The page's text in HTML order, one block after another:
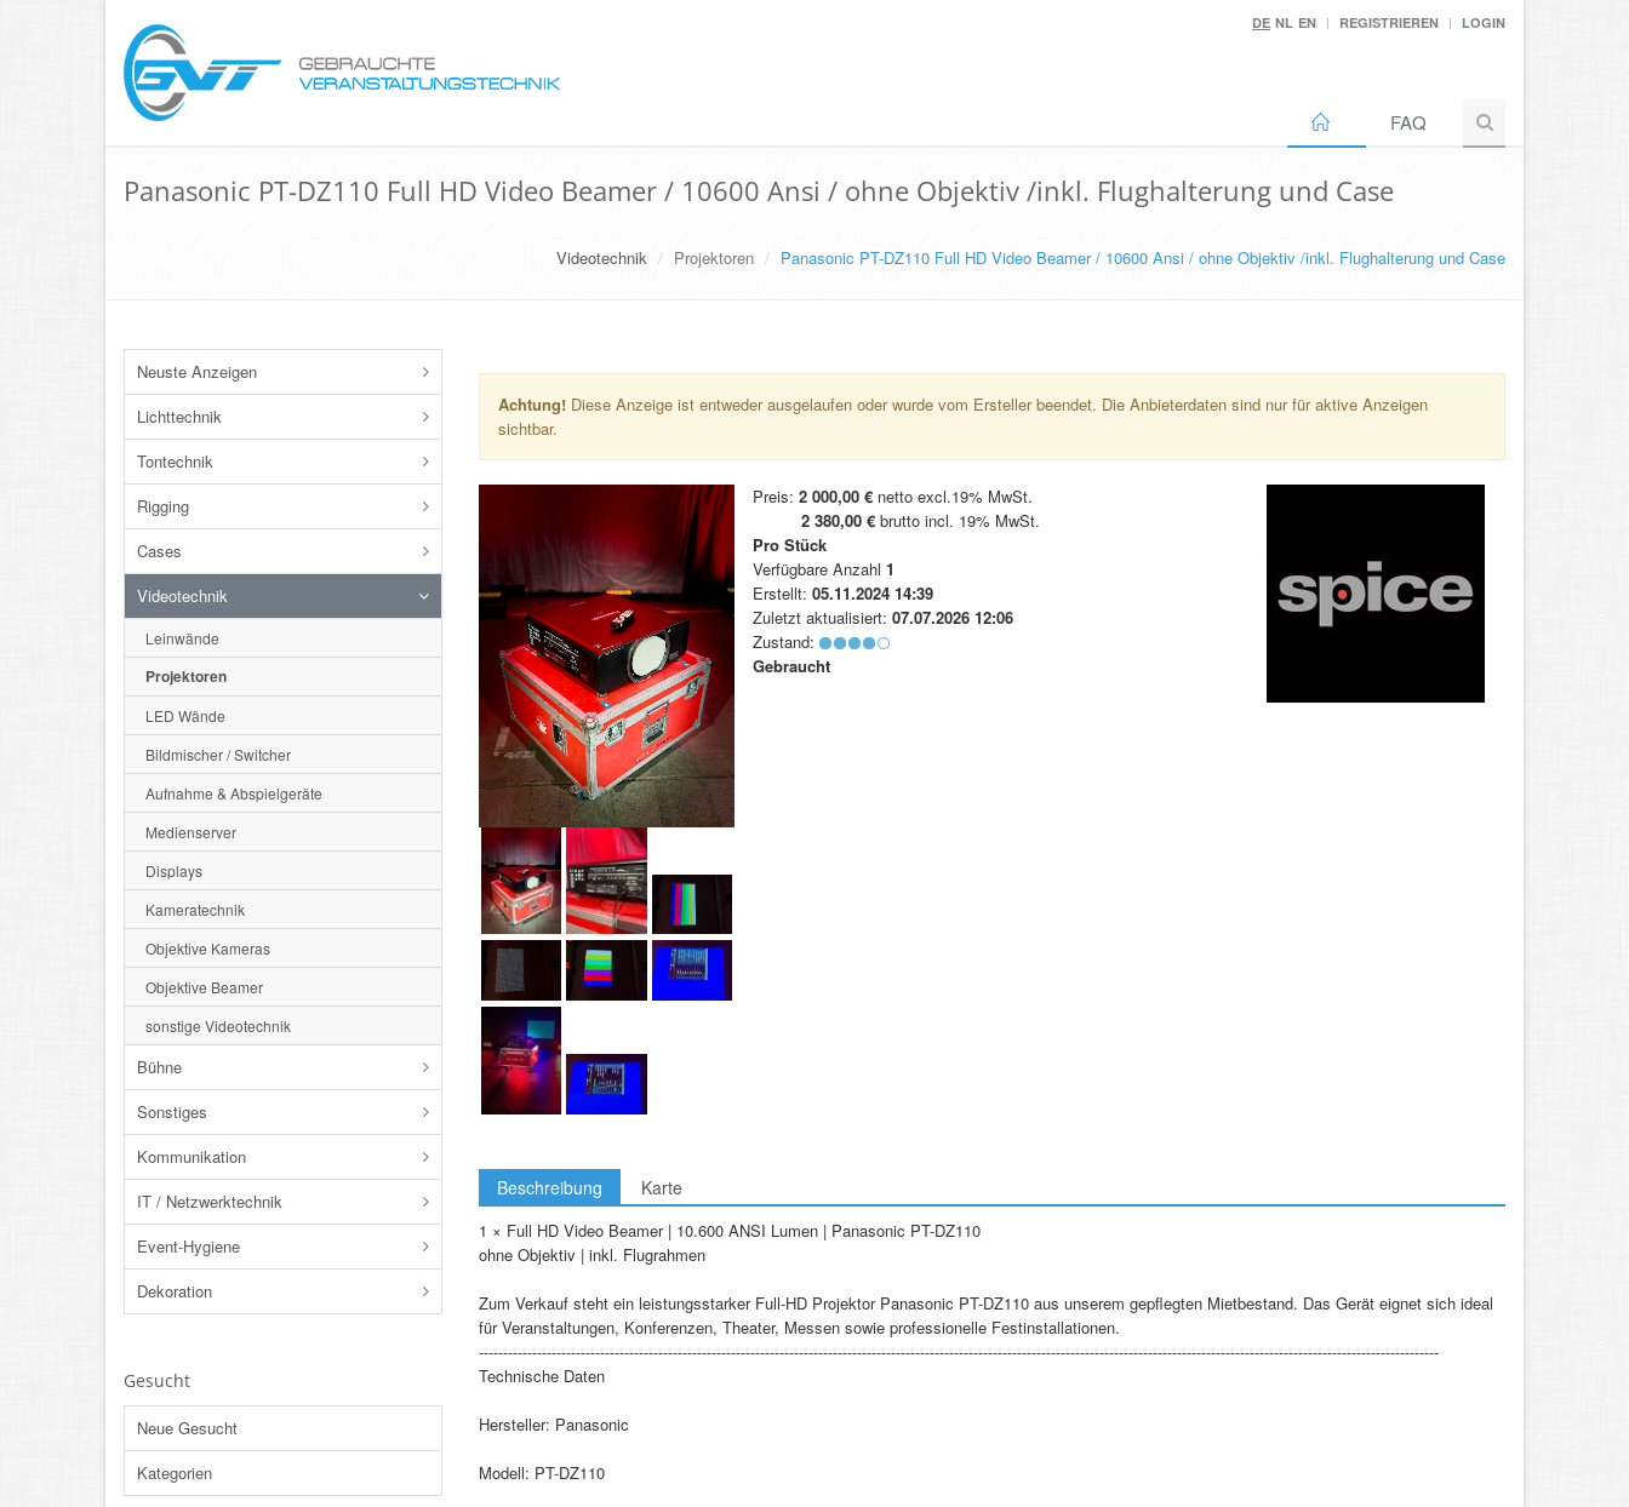
DE NL EN REGISTRIEREN LOGIN
FAQ
Panasonic PT-DZ110 Full HD Video Beamer / 10600 Ansi / ohne Objektiv /inkl. Flughalterung und Case
Videotechnik Projektoren Panasonic PT-DZ110 Full HD Video Beamer / 10600 Ansi / ohne Objektiv /inkl. Flughalterung und Case
Neuste Anzeigen
Lichttechnik
Tontechnik
Rigging
Cases
Videotechnik
Leinwände
Projektoren
LED Wände
Bildmischer / Switcher
Aufnahme & Abspielgeräte
Medienserver
Displays
Kameratechnik
Objektive Kameras
Objektive Beamer
sonstige Videotechnik
Bühne
Sonstiges
Kommunikation
IT / Netzwerktechnik
Event-Hygiene
Dekoration
Gesucht
Neue Gesucht
Kategorien
Achtung!Diese Anzeige ist entweder ausgelaufen oder wurde vom Ersteller beendet. Die Anbieterdaten sind nur für aktive Anzeigen
sichtbar.
Preis:2 000,00 € netto excl.19% MwSt.
2 380,00 € brutto incl. 19% MwSt.
Pro Stück
Verfügbare Anzahl1
Erstellt:05.11.2024 14:39
Zuletzt aktualisiert:07.07.2026 12:06
Zustand:
Gebraucht
Beschreibung Karte
1 × Full HD Video Beamer | 10.600 ANSI Lumen | Panasonic PT-DZ110
ohne Objektiv | inkl. Flugrahmen
Zum Verkauf steht ein leistungsstarker Full-HD Projektor Panasonic PT-DZ110 aus unserem gepflegten Mietbestand. Das Gerät eignet sich ideal
für Veranstaltungen, Konferenzen, Theater, Messen sowie professionelle Festinstallationen.
------------------------------------------------------------------------------------------------------------------------------------------------------------------------------------------------------
Technische Daten
Hersteller: Panasonic
Modell: PT-DZ110